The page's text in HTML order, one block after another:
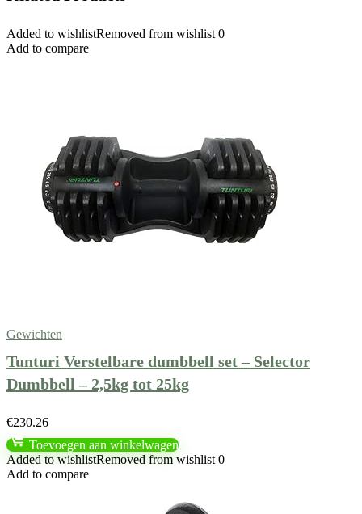
Added to wishlistRemoved from wishlist 0
Add to compare
Gewichten
Tunturi Verstelbare dumbbell set – Selector
Dumbbell – 2,5kg tot 25kg
€230.26
Toevoegen aan winkelwagen
Added to wishlistRemoved from wishlist 0
Add to compare